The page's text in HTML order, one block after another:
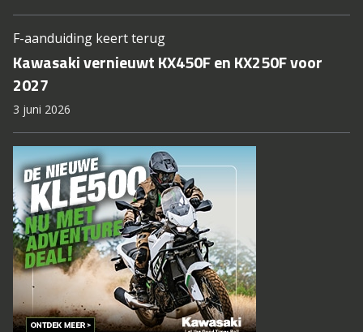
F-aanduiding keert terug
Kawasaki vernieuwt KX450F en KX250F voor
2027
3 juni 2026